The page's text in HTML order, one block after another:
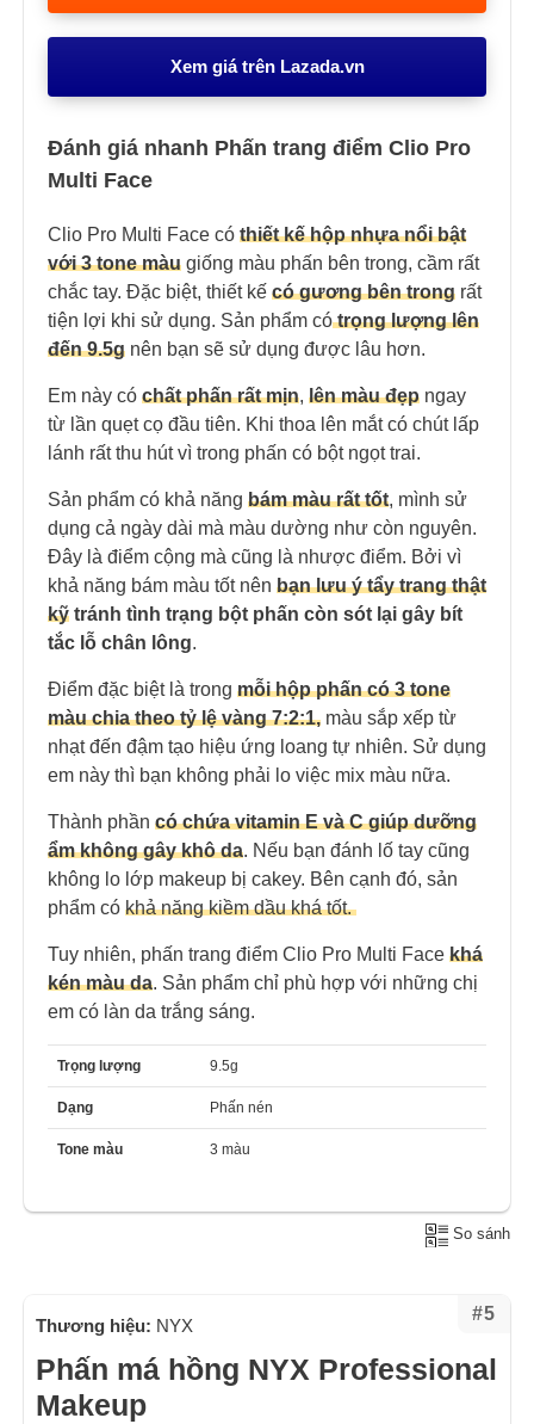
Xem giá trên Lazada.vn
Đánh giá nhanh Phấn trang điểm Clio Pro
Multi Face
Clio Pro Multi Face có thiết kế hộp nhựa nổi bật
với 3 tone màu giống màu phấn bên trong, cầm rất
chắc tay. Đặc biệt, thiết kế có gương bên trong rất
tiện lợi khi sử dụng. Sản phẩm cótrọng lượng lên
đến 9.5g nên bạn sẽ sử dụng được lâu hơn.
Em này có chất phấn rất mịn, lên màu đẹp ngay
từ lần quẹt cọ đầu tiên. Khi thoa lên mắt có chút lấp
lánh rất thu hút vì trong phấn có bột ngọt trai.
Sản phẩm có khả năng bám màu rất tốt, mình sử
dụng cả ngày dài mà màu dường như còn nguyên.
Đây là điểm cộng mà cũng là nhược điểm. Bởi vì
khả năng bám màu tốt nên bạn lưu ý tẩy trang thật
kỹ tránh tình trạng bột phấn còn sót lại gây bít
tắc lỗ chân lông.
Điểm đặc biệt là trong mỗi hộp phấn có 3 tone
màu chia theo tỷ lệ vàng 7:2:1, màu sắp xếp từ
nhạt đến đậm tạo hiệu ứng loang tự nhiên. Sử dụng
em này thì bạn không phải lo việc mix màu nữa.
Thành phần có chứa vitamin E và C giúp dưỡng
ẩm không gây khô da. Nếu bạn đánh lố tay cũng
không lo lớp makeup bị cakey. Bên cạnh đó, sản
phẩm có khả năng kiềm dầu khá tốt.
Tuy nhiên, phấn trang điểm Clio Pro Multi Face khá
kén màu da. Sản phẩm chỉ phù hợp với những chị
em có làn da trắng sáng.
Trọng lượng 9.5g
Dạng Phấn nén
Tone màu 3 màu
So sánh
#5
Thương hiệu: NYX
Phấn má hồng NYX Professional
Makeup